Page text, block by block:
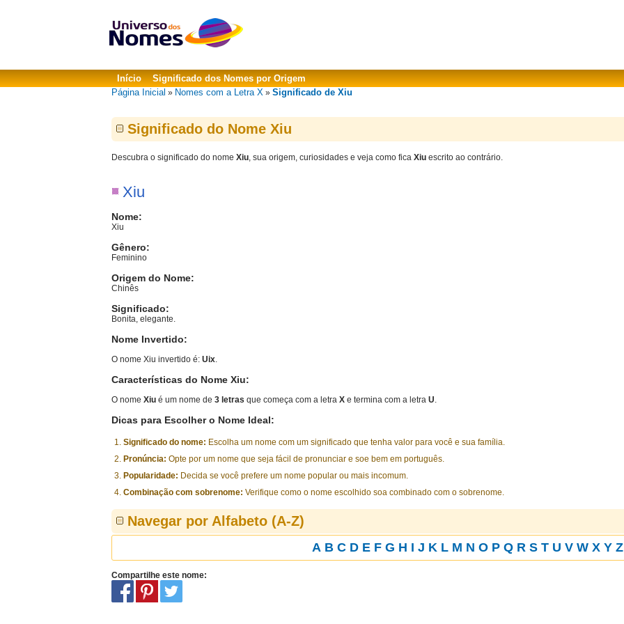
Início
Significado dos Nomes por Origem
Página Inicial » Nomes com a Letra X » Significado de Xiu
Significado do Nome Xiu
Descubra o significado do nome Xiu, sua origem, curiosidades e veja como fica Xiu escrito ao contrário.
Xiu
Nome:
Xiu
Gênero:
Feminino
Origem do Nome:
Chinês
Significado:
Bonita, elegante.
Nome Invertido:
O nome Xiu invertido é: Uix.
Características do Nome Xiu:
O nome Xiu é um nome de 3 letras que começa com a letra X e termina com a letra U.
Dicas para Escolher o Nome Ideal:
Significado do nome: Escolha um nome com um significado que tenha valor para você e sua família.
Pronúncia: Opte por um nome que seja fácil de pronunciar e soe bem em português.
Popularidade: Decida se você prefere um nome popular ou mais incomum.
Combinação com sobrenome: Verifique como o nome escolhido soa combinado com o sobrenome.
Navegar por Alfabeto (A-Z)
A B C D E F G H I J K L M N O P Q R S T U V W X Y Z
Compartilhe este nome: